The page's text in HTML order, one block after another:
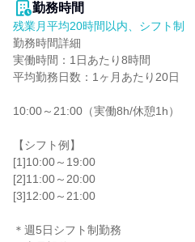
勤務時間
残業月平均20時間以内、シフト制
勤務時間詳細
実働時間：1日あたり8時間
平均勤務日数：1ヶ月あたり20日
10:00～21:00（実働8h/休憩1h）
【シフト例】
[1]10:00～19:00
[2]11:00～20:00
[3]12:00～21:00
＊週5日シフト制勤務